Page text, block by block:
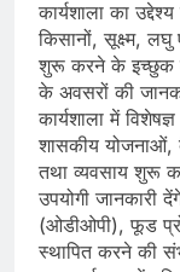
कार्यशाला का
किसानों, सूक्ष्म, लघु
शुरू करने के इच्छुक
के अवसरों की
कार्यशाला में
शासकीय योजनाओं,
तथा व्यवसाय शुरू
उपयोगी जानकारी
(ओडीओपी), फूड
स्थापित करने की